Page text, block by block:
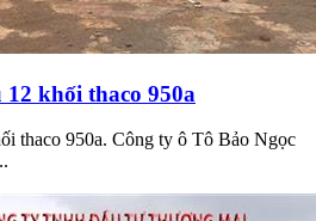
khối thaco 950a
thaco 950a. Công ty ô Tô Bảo Ngọc